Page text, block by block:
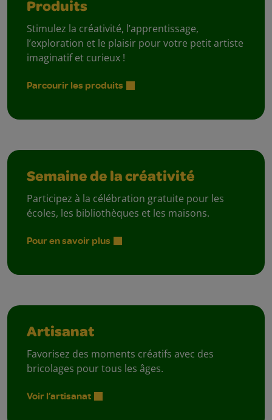
Produits
Stimulez la créativité, l’apprentissage,
l’exploration et le plaisir pour votre petit artiste
imaginatif et curieux !
Parcourir les produits
Semaine de la créativité
Participez à la célébration gratuite pour les
écoles, les bibliothèques et les maisons.
Pour en savoir plus
Artisanat
Favorisez des moments créatifs avec des
bricolages pour tous les âges.
Voir l’artisanat